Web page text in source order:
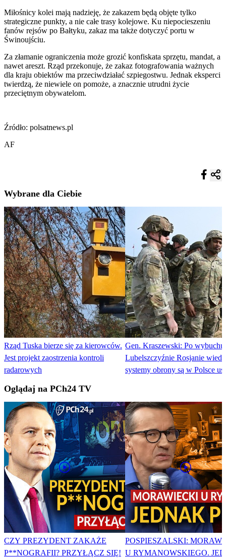
Miłośnicy kolei mają nadzieję, że zakazem będą objęte tylko
strategiczne punkty, a nie całe trasy kolejowe. Ku niepocieszeniu
fanów rejsów po Bałtyku, zakaz ma także dotyczyć portu w
Świnoujściu.
Za złamanie ograniczenia może grozić konfiskata sprzętu, mandat, a
nawet areszt. Rząd przekonuje, że zakaz fotografowania ważnych
dla kraju obiektów ma przeciwdziałać szpiegostwu. Jednak eksperci
twierdzą, że niewiele on pomoże, a znacznie utrudni życie
przeciętnym obywatelom.
Źródło: polsatnews.pl
AF
Wybrane dla Ciebie
Rząd Tuska bierze się za kierowców.
Jest projekt zaostrzenia kontroli
radarowych
Gen. Kraszewski: Po wybuchu
Lubelszczyźnie Rosjanie
systemy obrony są w Polsce
Oglądaj na PCh24 TV
CZY PREZYDENT ZAKAŻE
P**NOGRAFII? PRZYŁĄCZ SIĘ!
POSPIESZALSKI:
U RYMANOWSKIEGO.